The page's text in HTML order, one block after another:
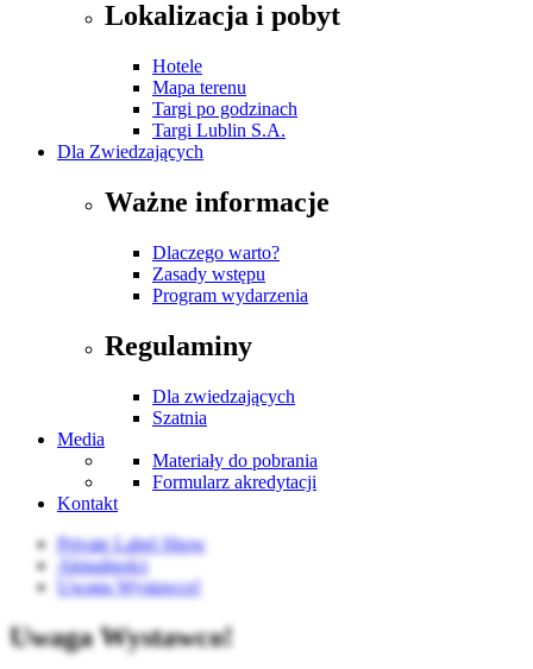
Lokalizacja i pobyt
Hotele
Mapa terenu
Targi po godzinach
Targi Lublin S.A.
Dla Zwiedzających
Ważne informacje
Dlaczego warto?
Zasady wstępu
Program wydarzenia
Regulaminy
Dla zwiedzających
Szatnia
Media
Materiały do pobrania
Formularz akredytacji
Kontakt
Private Label Show
Aktualności
Uwaga Wystawco!
Uwaga Wystawco!